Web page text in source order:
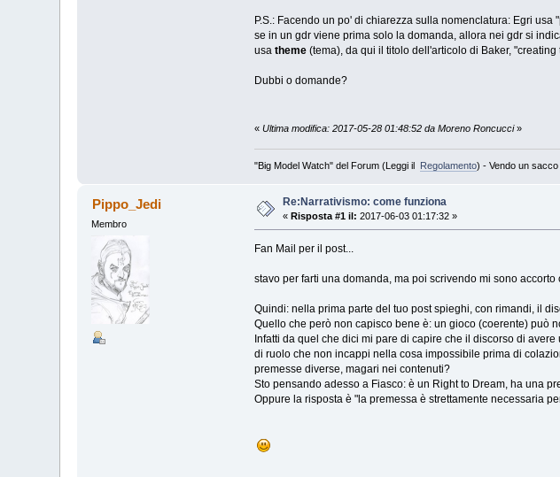
P.S.: Facendo un po' di chiarezza sulla nomenclatura: Egri usa "
se in un gdr viene prima solo la domanda, allora nei gdr si
usa theme(tema), da qui il titolo dell'articolo di Baker, "creating
Dubbi o domande?
« Ultima modifica: 2017-05-28 01:48:52 da Moreno Roncucci»
"Big Model Watch" del Forum (Leggi il Regolamento) - Vendo un
Pippo_Jedi
Membro
Re:Narrativismo: come funziona
«Risposta #1 il: 2017-06-03 01:17:32 »
Fan Mail per il post...
stavo per farti una domanda, ma poi scrivendo mi sono
Quindi: nella prima parte del tuo post spieghi, con rimandi, il
Quello che però non capisco bene è: un gioco (coerente) può
Infatti da quel che dici mi pare di capire che il discorso di
di ruolo che non incappi nella cosa impossibile prima di
premesse diverse, magari nei contenuti?
Sto pensando adesso a Fiasco: è un Right to Dream, ha una
Oppure la risposta è "la premessa è strettamente necessaria